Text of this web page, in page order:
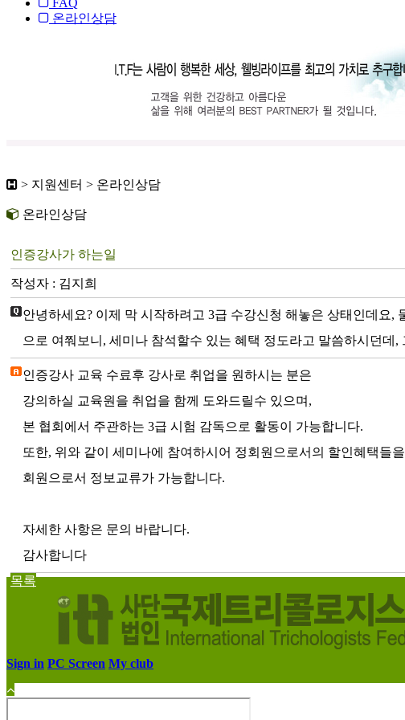
FAQ
온라인상담
> 지원센터 > 온라인상담
온라인상담
인증강사가 하는일
작성자 : 김지희
안녕하세요? 이제 막 시작하려고 3급 수강신청 해놓은 상태인데요
으로 여쭤보니, 세미나 참석할수 있는 혜택 정도라고 말씀하시던데
인증강사 교육 수료후 강사로 취업을 원하시는 분은
강의하실 교육원을 취업을 함께 도와드릴수 있으며,
본 협회에서 주관하는 3급 시험 감독으로 활동이 가능합니다.
또한, 위와 같이 세미나에 참여하시어 정회원으로서의 할인혜택들
회원으로서 정보교류가 가능합니다.
자세한 사항은 문의 바랍니다.
감사합니다
목록
Sign in PC Screen My club